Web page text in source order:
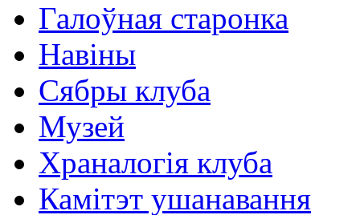
Галоўная старонка
Навіны
Сябры клуба
Музей
Храналогія клуба
Камітэт ушанавання